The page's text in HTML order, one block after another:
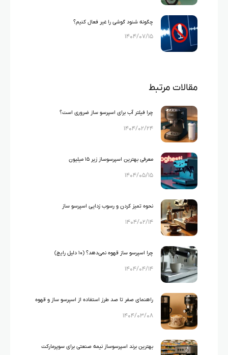
چگونه شنود گوشی را غیر فعال کنیم؟
۱۴۰۴/۰۷/۱۵
مقالات مرتبط
چرا فیلتر آب برای اسپرسو ساز ضروری است؟
۱۴۰۴/۰۲/۲۴
معرفی بهترین اسپرسوساز زیر ۱۵ میلیون
۱۴۰۴/۰۵/۱۵
نحوه تمیز کردن و رسوب زدایی اسپرسو ساز
۱۴۰۴/۰۲/۱۴
چرا اسپرسو ساز قهوه نمی‌دهد؟ (۱۰ دلیل رایج)
۱۴۰۴/۰۴/۱۴
راهنمای صفر تا صد طرز استفاده از اسپرسو ساز و قهوه
ساز
۱۴۰۴/۰۳/۰۸
بهترین برند اسپرسوساز نیمه صنعتی برای سوپرمارکت